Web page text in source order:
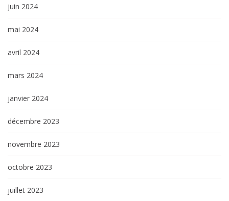
juin 2024
mai 2024
avril 2024
mars 2024
janvier 2024
décembre 2023
novembre 2023
octobre 2023
juillet 2023